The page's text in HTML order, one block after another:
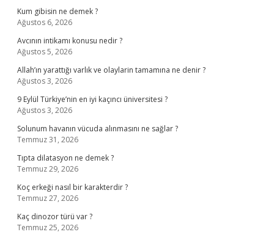
Kum gibisin ne demek ?
Ağustos 6, 2026
Avcının intikamı konusu nedir ?
Ağustos 5, 2026
Allah’ın yarattığı varlık ve olaylarin tamamına ne denir ?
Ağustos 3, 2026
9 Eylül Türkiye’nin en iyi kaçıncı üniversitesi ?
Ağustos 3, 2026
Solunum havanın vücuda alınmasını ne sağlar ?
Temmuz 31, 2026
Tıpta dilatasyon ne demek ?
Temmuz 29, 2026
Koç erkeği nasıl bir karakterdir ?
Temmuz 27, 2026
Kaç dinozor türü var ?
Temmuz 25, 2026